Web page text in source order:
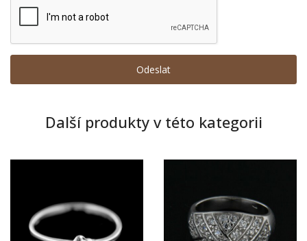
Další produkty v této kategorii